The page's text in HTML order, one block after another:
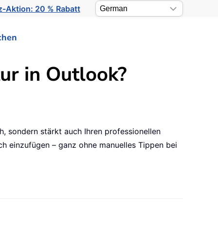
Aktion: 20 % Rabatt
in Outlook?
sondern stärkt auch Ihren professionellen
einzufügen – ganz ohne manuelles Tippen bei